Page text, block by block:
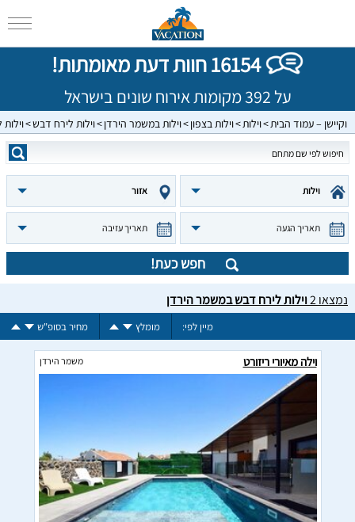
16154 חוות דעת מאומתות!
על 392 מקומות אירוח שונים בישראל
וקיישן – עמוד הבית וילות וילות בצפון וילות במשמר הירדן וילות לירח דבש
וילות אזור
תאריך הגעה תאריך עזיבה
חפש כעת!
נמצאו2וילות לירח דבש במשמר הירדן
מיין לפי: מומלץ מחיר בסופ"ש
וילה מאיורי ריזורט משמר הירדן